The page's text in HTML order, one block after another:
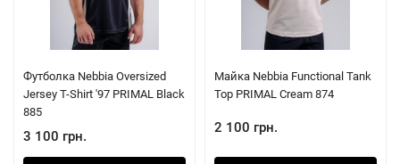
Футболка Nebbia Oversized
Jersey T-Shirt '97 PRIMAL Black
885
3 100 грн.
Майка Nebbia Functional Tank
Top PRIMAL Cream 874
2 100 грн.